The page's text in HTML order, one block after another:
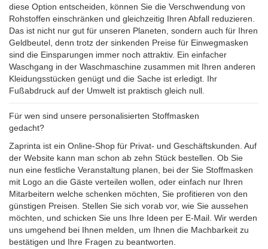
diese Option entscheiden, können Sie die Verschwendung von
Rohstoffen einschränken und gleichzeitig Ihren Abfall reduzieren.
Das ist nicht nur gut für unseren Planeten, sondern auch für Ihren
Geldbeutel, denn trotz der sinkenden Preise für Einwegmasken
sind die Einsparungen immer noch attraktiv. Ein einfacher
Waschgang in der Waschmaschine zusammen mit Ihren anderen
Kleidungsstücken genügt und die Sache ist erledigt. Ihr
Fußabdruck auf der Umwelt ist praktisch gleich null.
Für wen sind unsere personalisierten Stoffmasken
gedacht?
Zaprinta ist ein Online-Shop für Privat- und Geschäftskunden. Auf
der Website kann man schon ab zehn Stück bestellen. Ob Sie
nun eine festliche Veranstaltung planen, bei der Sie Stoffmasken
mit Logo an die Gäste verteilen wollen, oder einfach nur Ihren
Mitarbeitern welche schenken möchten, Sie profitieren von den
günstigen Preisen. Stellen Sie sich vorab vor, wie Sie aussehen
möchten, und schicken Sie uns Ihre Ideen per E-Mail. Wir werden
uns umgehend bei Ihnen melden, um Ihnen die Machbarkeit zu
bestätigen und Ihre Fragen zu beantworten.